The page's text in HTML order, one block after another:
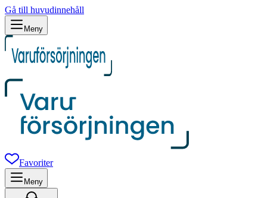
Gå till huvudinnehåll
Meny
Favoriter
Meny